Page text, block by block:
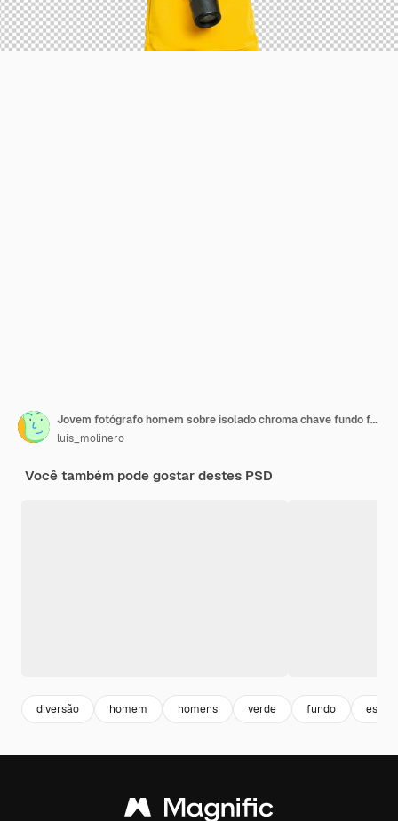
Jovem fotógrafo homem sobre isolado chroma chave fundo feliz e sorridente
luis_molinero
Você também pode gostar destes PSD
diversão homem homens verde fundo estilo